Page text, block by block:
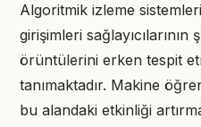
Algoritmik izleme
girişimleri sağlayıcılarının
örüntülerini erken tespit
tanımaktadır. Makine
bu alandaki etkinliği